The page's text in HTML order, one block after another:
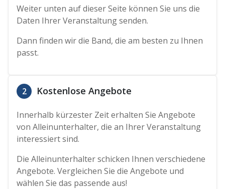
Weiter unten auf dieser Seite können Sie uns die
Daten Ihrer Veranstaltung senden.
Dann finden wir die Band, die am besten zu Ihnen
passt.
2 Kostenlose Angebote
Innerhalb kürzester Zeit erhalten Sie Angebote
von Alleinunterhalter, die an Ihrer Veranstaltung
interessiert sind.
Die Alleinunterhalter schicken Ihnen verschiedene
Angebote. Vergleichen Sie die Angebote und
wählen Sie das passende aus!